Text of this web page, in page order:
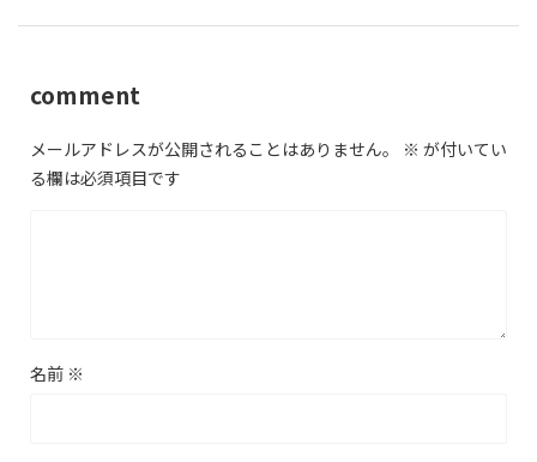
comment
メールアドレスが公開されることはありません。 ※ が付いてい
る欄は必須項目です
名前 ※